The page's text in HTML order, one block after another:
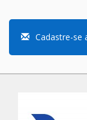
Cadastre-se